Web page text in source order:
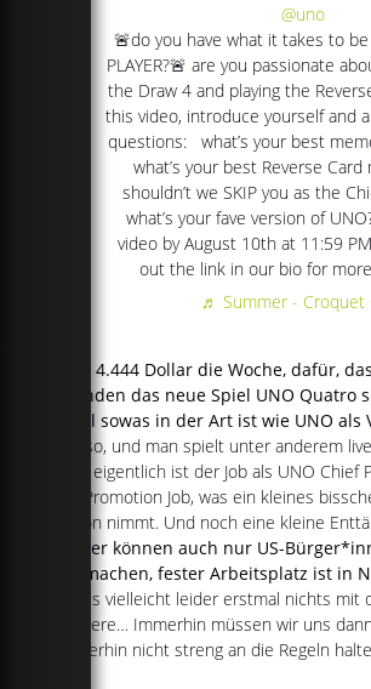
@uno
🚨do you have what it takes to be
PLAYER?🚨 are you passionate
the Draw 4 and playing the
this video, introduce yourself and
questions: what’s your best
what’s your best Reverse Card
shouldn’t we SKIP you as the
what’s your fave version of
video by August 10th at 11:59
out the link in our bio for
♬ Summer - Croquet
Also 4.444 Dollar die Woche, dafür,
Stunden das neue Spiel UNO Quatro
wohl sowas in der Art ist wie UNO als
Achso, und man spielt unter anderem
Also eigentlich ist der Job als UNO Chief
Art Promotion Job, was ein kleines
davon nimmt. Und noch eine kleine
Leider können auch nur US-
mitmachen, fester Arbeitsplatz ist in
wird's vielleicht leider erstmal nichts mit
Karriere… Immerhin müssen wir uns
weiterhin nicht streng an die Regeln